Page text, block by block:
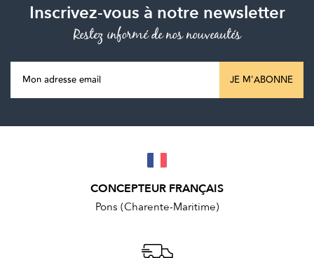
Inscrivez-vous à notre newsletter
Restez informé de nos nouveautés
JE M'ABONNE
CONCEPTEUR FRANÇAIS
Pons (Charente-Maritime)